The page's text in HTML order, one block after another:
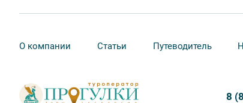
О компании Статьи Путеводитель
8